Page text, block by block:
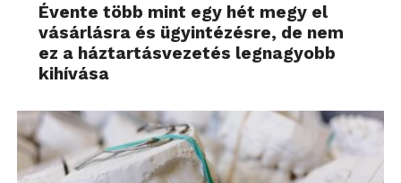
Évente több mint egy hét megy el
vásárlásra és ügyintézésre, de nem
ez a háztartásvezetés legnagyobb
kihívása